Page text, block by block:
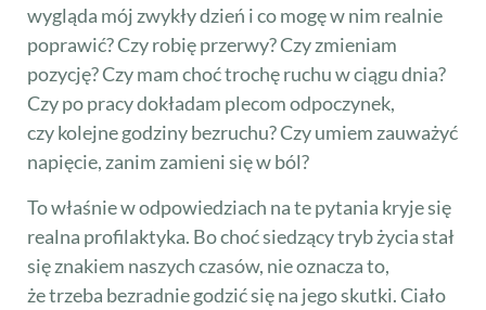
wygląda mój zwykły dzień i co mogę w nim realnie
poprawić? Czy robię przerwy? Czy zmieniam
pozycję? Czy mam choć trochę ruchu w ciągu dnia?
Czy po pracy dokładam plecom odpoczynek,
czy kolejne godziny bezruchu? Czy umiem zauważyć
napięcie, zanim zamieni się w ból?
To właśnie w odpowiedziach na te pytania kryje się
realna profilaktyka. Bo choć siedzący tryb życia stał
się znakiem naszych czasów, nie oznacza to,
że trzeba bezradnie godzić się na jego skutki. Ciało